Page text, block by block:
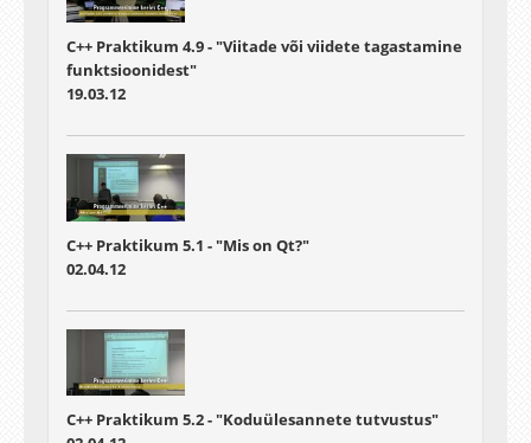
C++ Praktikum 4.9 - "Viitade või viidete tagastamine
funktsioonidest"
19.03.12
C++ Praktikum 5.1 - "Mis on Qt?"
02.04.12
C++ Praktikum 5.2 - "Koduülesannete tutvustus"